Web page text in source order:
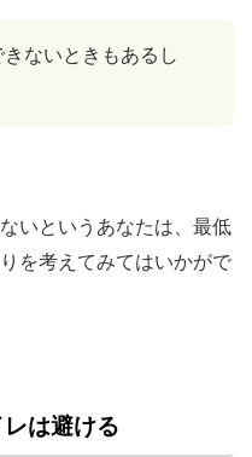
ないときもあるし
いというあなたは、最低
を考えてみてはいかがで
は避ける